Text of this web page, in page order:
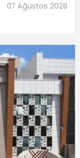
07 Ağustos 2026